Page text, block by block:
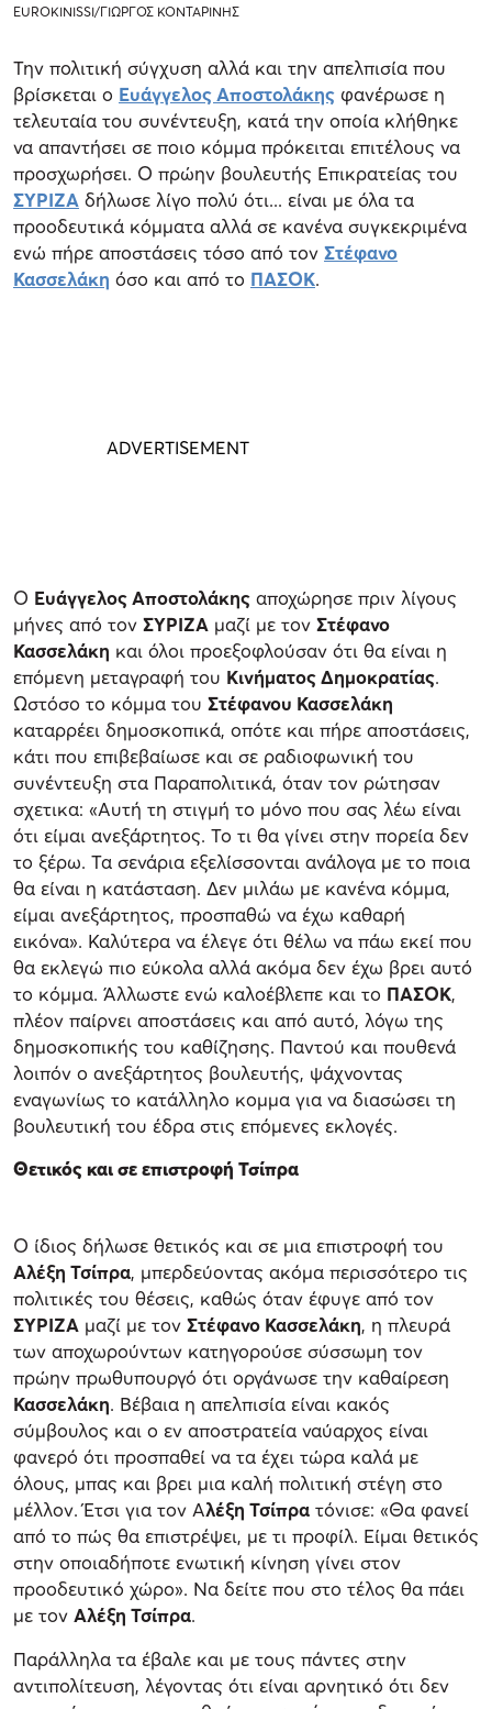
EUROKINISSI/ΓΙΩΡΓΟΣ ΚΟΝΤΑΡΙΝΗΣ
Την πολιτική σύγχυση αλλά και την απελπισία που
βρίσκεται ο Ευάγγελος Αποστολάκης φανέρωσε η
τελευταία του συνέντευξη, κατά την οποία κλήθηκε
να απαντήσει σε ποιο κόμμα πρόκειται επιτέλους να
προσχωρήσει. Ο πρώην βουλευτής Επικρατείας του
ΣΥΡΙΖΑ δήλωσε λίγο πολύ ότι... είναι με όλα τα
προοδευτικά κόμματα αλλά σε κανένα συγκεκριμένα
ενώ πήρε αποστάσεις τόσο από τον Στέφανο
Κασσελάκη όσο και από το ΠΑΣΟΚ.
Ο Ευάγγελος Αποστολάκης αποχώρησε πριν λίγους
μήνες από τον ΣΥΡΙΖΑ μαζί με τον Στέφανο
Κασσελάκη και όλοι προεξοφλούσαν ότι θα είναι η
επόμενη μεταγραφή του Κινήματος Δημοκρατίας.
Ωστόσο το κόμμα του Στέφανου Κασσελάκη
καταρρέει δημοσκοπικά, οπότε και πήρε αποστάσεις,
κάτι που επιβεβαίωσε και σε ραδιοφωνική του
συνέντευξη στα Παραπολιτικά, όταν τον ρώτησαν
σχετικα: «Αυτή τη στιγμή το μόνο που σας λέω είναι
ότι είμαι ανεξάρτητος. Το τι θα γίνει στην πορεία δεν
το ξέρω. Τα σενάρια εξελίσσονται ανάλογα με το ποια
θα είναι η κατάσταση. Δεν μιλάω με κανένα κόμμα,
είμαι ανεξάρτητος, προσπαθώ να έχω καθαρή
εικόνα». Καλύτερα να έλεγε ότι θέλω να πάω εκεί που
θα εκλεγώ πιο εύκολα αλλά ακόμα δεν έχω βρει αυτό
το κόμμα. Άλλωστε ενώ καλοέβλεπε και το ΠΑΣΟΚ,
πλέον παίρνει αποστάσεις και από αυτό, λόγω της
δημοσκοπικής του καθίζησης. Παντού και πουθενά
λοιπόν ο ανεξάρτητος βουλευτής, ψάχνοντας
εναγωνίως το κατάλληλο κομμα για να διασώσει τη
βουλευτική του έδρα στις επόμενες εκλογές.
Θετικός και σε επιστροφή Τσίπρα
Ο ίδιος δήλωσε θετικός και σε μια επιστροφή του
Αλέξη Τσίπρα, μπερδεύοντας ακόμα περισσότερο τις
πολιτικές του θέσεις, καθώς όταν έφυγε από τον
ΣΥΡΙΖΑ μαζί με τον Στέφανο Κασσελάκη, η πλευρά
των αποχωρούντων κατηγορούσε σύσσωμη τον
πρώην πρωθυπουργό ότι οργάνωσε την καθαίρεση
Κασσελάκη. Βέβαια η απελπισία είναι κακός
σύμβουλος και ο εν αποστρατεία ναύαρχος είναι
φανερό ότι προσπαθεί να τα έχει τώρα καλά με
όλους, μπας και βρει μια καλή πολιτική στέγη στο
μέλλον. Έτσι για τον Αλέξη Τσίπρα τόνισε: «Θα φανεί
από το πώς θα επιστρέψει, με τι προφίλ. Είμαι θετικός
στην οποιαδήποτε ενωτική κίνηση γίνει στον
προοδευτικό χώρο». Να δείτε που στο τέλος θα πάει
με τον Αλέξη Τσίπρα.
Παράλληλα τα έβαλε και με τους πάντες στην
αντιπολίτευση, λέγοντας ότι είναι αρνητικό ότι δεν